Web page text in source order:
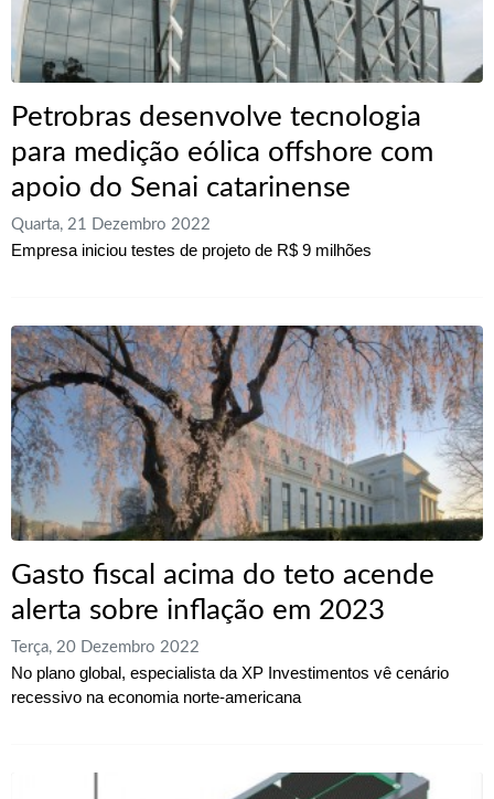
Petrobras desenvolve tecnologia
para medição eólica offshore com
apoio do Senai catarinense
Quarta, 21 Dezembro 2022
Empresa iniciou testes de projeto de R$ 9 milhões
Gasto fiscal acima do teto acende
alerta sobre inflação em 2023
Terça, 20 Dezembro 2022
No plano global, especialista da XP Investimentos vê cenário
recessivo na economia norte-americana